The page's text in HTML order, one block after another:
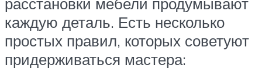
расстановки мебели продумывают
каждую деталь. Есть несколько
простых правил, которых советуют
придерживаться мастера: